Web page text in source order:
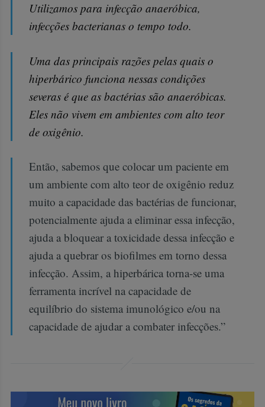
Utilizamos para infecção anaeróbica,
infecções bacterianas o tempo todo.
Uma das principais razões pelas quais o
hiperbárico funciona nessas condições
severas é que as bactérias são anaeróbicas.
Eles não vivem em ambientes com alto teor
de oxigênio.
Então, sabemos que colocar um paciente em
um ambiente com alto teor de oxigênio reduz
muito a capacidade das bactérias de funcionar,
potencialmente ajuda a eliminar essa infecção,
ajuda a bloquear a toxicidade dessa infecção e
ajuda a quebrar os biofilmes em torno dessa
infecção. Assim, a hiperbárica torna-se uma
ferramenta incrível na capacidade de
equilíbrio do sistema imunológico e/ou na
capacidade de ajudar a combater infecções.”